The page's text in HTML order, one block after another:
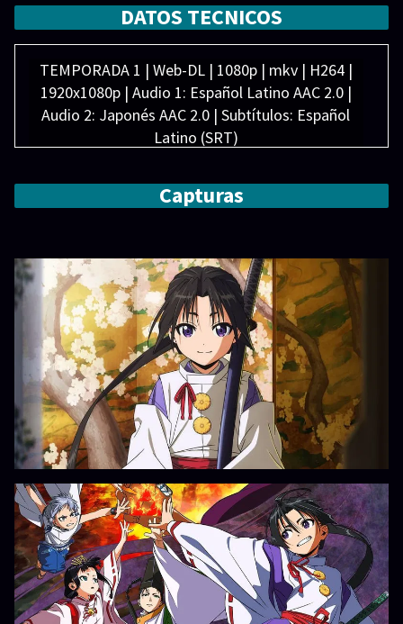
Elenco:Aoi Yuki,Asaki Yuikawa,Mari Hino,Sayumi
Suzushiro,Yuichi Nakamura,戸谷菊之介,矢野妃菜喜
DATOS TECNICOS
TEMPORADA 1 | Web-DL | 1080p | mkv | H264 |
1920x1080p | Audio 1: Español Latino AAC 2.0 |
Audio 2: Japonés AAC 2.0 | Subtítulos: Español
Latino (SRT)
Disponibles
Capturas